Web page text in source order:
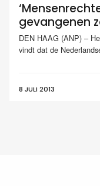
gevangenen
DEN HAAG (ANP) –
vindt dat de
8 JULI 2013